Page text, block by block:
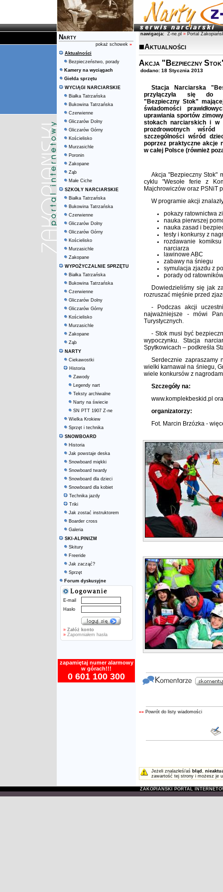
Narty
pokaż schowek »
Aktualności
Bezpieczeństwo, porady
Kamery na wyciągach
Giełda sprzętu
WYCIĄGI NARCIARSKIE
Białka Tatrzańska
Bukowina Tatrzańska
Czerwienne
Gliczarów Dolny
Gliczarów Górny
Kościelisko
Murzasichle
Poronin
Zakopane
Ząb
Małe Ciche
SZKOŁY NARCIARSKIE
Białka Tatrzańska
Bukowina Tatrzańska
Czerwienne
Gliczarów Dolny
Gliczarów Górny
Kościelisko
Murzasichle
Zakopane
WYPOŻYCZALNIE SPRZĘTU
Białka Tatrzańska
Bukowina Tatrzańska
Czerwienne
Gliczarów Dolny
Gliczarów Górny
Kościelisko
Murzasichle
Zakopane
Ząb
NARTY
Ciekawostki
Historia
Zawody
Legendy nart
Teksty archiwalne
Narty na świecie
SN PTT 1907 Z-ne
Wielka Krokiew
Sprzęt i technika
SNOWBOARD
Historia
Jak powstaje deska
Snowboard miękki
Snowboard twardy
Snowboard dla dzieci
Snowboard dla kobiet
Technika jazdy
Triki
Jak zostać instruktorem
Boarder cross
Galeria
SKI-ALPINIZM
Skitury
Freeride
Jak zacząć?
Sprzęt
Forum dyskusyjne
E-mail
Hasło
» Załóż konto
»Zapomniałem hasła
zapamiętaj numer alarmowy
w górach!!!
0 601 100 300
nawigacja: Z-ne.pl » Portal
Aktualności
Akcja "Bezpieczny
dodano: 18 Stycznia 2013
Stacja Narciarska
przyłączyła się do
"Bezpieczny Stok"
świadomości
uprawiania sportów
stokach narciarskich i w
prozdrowotnych wśród
szczególności wśród
poprzez praktyczne akcje
w całej Polsce (również
Akcja "Bezpieczny Stok"
cyklu "Wesołe ferie z
Majchrowiczów oraz PSNiT
W programie akcji
pokazy ratownictwa
nauka pierwszej
nauka zasad i
testy i konkursy z
rozdawanie
narciarza
lawinowe ABC
zabawy na śniegu
symulacja zjazdu z
porady od
Dowiedzieliśmy się jak
rozruszać mięśnie przed
- Podczas akcji
najważniejsze - mówi
Turystycznych.
- Stok musi być
wypoczynku. Stacja
Spytkowicach – podkreśla
Serdecznie zapraszamy
wielki karnawał na śniegu,
wiele konkursów z
Szczegóły na:
www.komplekbeskid.pl
organizatorzy:
Fot. Marcin Brzózka -
«« Powrót do listy wiadomości
Jeżeli znalazłeś/aś błąd ,
zawartość tej strony i możesz je
ZAKOPIAŃSKI PORTAL